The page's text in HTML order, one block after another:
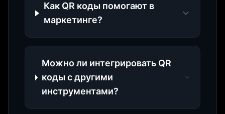
Как QR коды помогают в
маркетинге?
Можно ли интегрировать QR
коды с другими
инструментами?